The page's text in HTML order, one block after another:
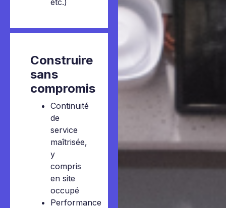
etc.)
Construire
sans
compromis
Continuité
de
service
maîtrisée,
y
compris
en site
occupé
Performance